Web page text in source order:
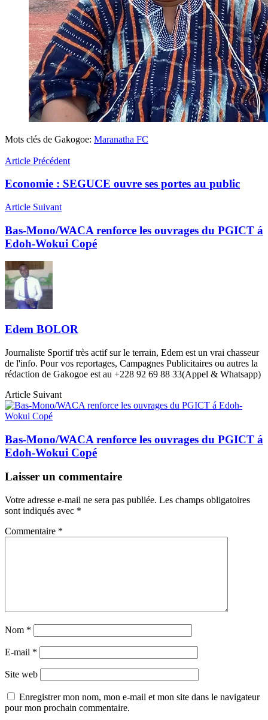
Mots clés de Gakogoe: Maranatha FC
Article Précédent
Economie : SEGUCE ouvre ses portes au public
Article Suivant
Bas-Mono/WACA renforce les ouvrages du PGICT á
Edoh-Wokui Copé
Edem BOLOR
Journaliste Sportif très actif sur le terrain, Edem est un vrai chasseur
de l'info. Pour vos reportages, Campagnes Publicitaires ou autres la
rédaction de Gakogoe est au +228 92 69 88 33(Appel & Whatsapp)
Article Suivant
Bas-Mono/WACA renforce les ouvrages du PGICT á
Edoh-Wokui Copé
Laisser un commentaire
Votre adresse e-mail ne sera pas publiée. Les champs obligatoires
sont indiqués avec *
Commentaire *
Nom *
E-mail *
Site web
Enregistrer mon nom, mon e-mail et mon site dans le navigateur
pour mon prochain commentaire.